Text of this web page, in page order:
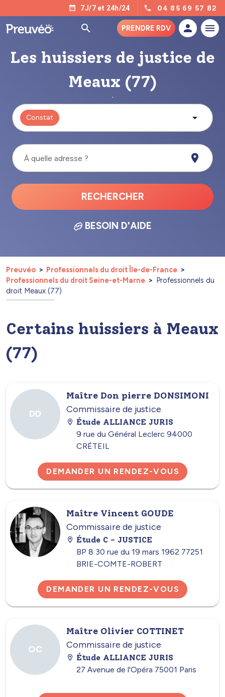
7J/7 et 24h/24 04 85 69 57 82
PRENDRE RDV
Les huissiers de justice de
Meaux (77)
Constat
À quelle adresse ?
RECHERCHER
BESOIN D'AIDE
Preuvéo
Professionnels du droit Île-de-France
Professionnels du droit Seine-et-Marne
Professionnels du
droit Meaux (77)
Certains huissiers à Meaux
(77)
DD
Maître Don pierre DONSIMONI
Commissaire de justice
Étude ALLIANCE JURIS
9 rue du Général Leclerc 94000
CRÉTEIL
DEMANDER UN RENDEZ-VOUS
Maître Vincent GOUDE
Commissaire de justice
Étude C - JUSTICE
BP 8 30 rue du 19 mars 1962 77251
BRIE-COMTE-ROBERT
DEMANDER UN RENDEZ-VOUS
OC
Maître Olivier COTTINET
Commissaire de justice
Étude ALLIANCE JURIS
27 Avenue de l'Opéra 75001 Paris